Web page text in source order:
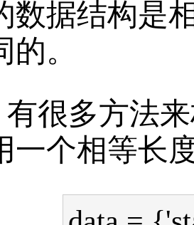
数据结构是
。
有很多方法
一个相等长